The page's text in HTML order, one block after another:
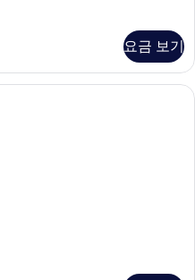
요금 보기